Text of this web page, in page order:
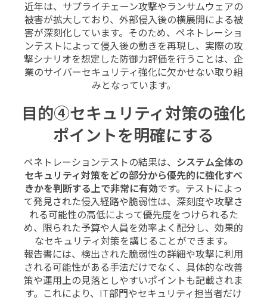
近年は、サプライチェーン攻撃やランサムウェアの
被害が拡大しており、外部侵入後の横展開による被
害が深刻化しています。そのため、ペネトレーショ
ンテストによって侵入後の動きを再現し、実際の攻
撃シナリオを想定した防御力評価を行うことは、企
業のサイバーセキュリティ強化に欠かせない取り組
みとなっています。
目的④セキュリティ対策の強化
ポイントを明確にする
ペネトレーションテストの結果は、 システム全体の
セキュリティ対策をどの部分から優先的に強化すべ
きかを判断する上で非常に有効です。テストによっ
て発見された侵入経路や脆弱性は、深刻度や攻撃さ
れる可能性の高低によって優先度をつけられるた
め、限られた予算や人員を効率よく配分し、効果的
なセキュリティ対策を講じることができます。
報告書には、検出された脆弱性の詳細や攻撃に利用
される可能性がある手法だけでなく、具体的な改善
策や運用上の見落としやすいポイントも記載されま
す。これにより、IT部門やセキュリティ担当者だけ